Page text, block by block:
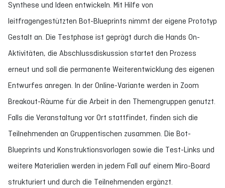
Synthese und Ideen entwickeln. Mit Hilfe von
leitfragengestützten Bot-Blueprints nimmt der eigene Prototyp
Gestalt an. Die Testphase ist geprägt durch die Hands On-
Aktivitäten, die Abschlussdiskussion startet den Prozess
erneut und soll die permanente Weiterentwicklung des eigenen
Entwurfes anregen. In der Online-Variante werden in Zoom
Breakout-Räume für die Arbeit in den Themengruppen genutzt.
Falls die Veranstaltung vor Ort stattfindet, finden sich die
Teilnehmenden an Gruppentischen zusammen. Die Bot-
Blueprints und Konstruktionsvorlagen sowie die Test-Links und
weitere Materialien werden in jedem Fall auf einem Miro-Board
strukturiert und durch die Teilnehmenden ergänzt.